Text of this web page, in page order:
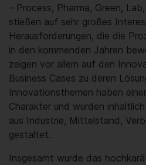
– Process, Pharma, Green,
stießen auf sehr großes
Herausforderungen, die die
in den kommenden Jahren
zeigen vor allem auf den
Business Cases zu deren
Innovationsthemen haben
Charakter und wurden
aus Industrie, Mittelstand,
gestaltet.
Insgesamt wurde das